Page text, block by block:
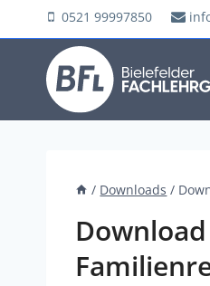
Inhalt
springen
0521 99997850
/ Downloads /